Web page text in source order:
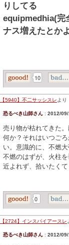
りしてる
equipmedhia(完
ナス増えたとか
10
【5940】不二サッシスレ より
恐るべき山師さん : 2012/
売り物が枯れてきた
何か？それはいつご
い。意識的に、不燃
不燃のはずが、火柱
近よれず、拾いたく
0
【2724】インスパイアースレ
恐るべき山師さん : 2012/